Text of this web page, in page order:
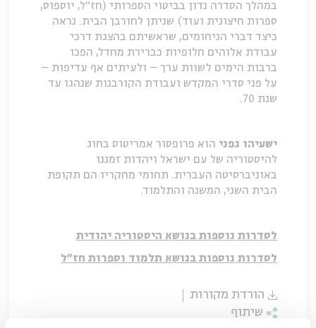
במהלך הסדרה נדון בביטוי הספרותי (חז"ל, יוספוס,
ספרות חיצונית ועוד) שניתן לחורבן הבית. נראה
כיצד דברי הניחומים, שראשיתם בהצגת דרכי
עבודת אלוהים חלופיות כברירת מחדל, הפכו
ברבות הימים לשוות ערך – ולעיתים אף עדיפות –
על פני סדרי המקדש ועבודת הקורבנות שנהגו עד
שנת 70.
ישעיהו גפני הוא פרופסור אמריטוס בחוג
להיסטוריה של עם ישראל ויהדות זמננו
באוניברסיטה העברית. תחומי מחקריו הם תקופת
הבית השני, המשנה והתלמוד.
לסדרות נוספות בנושא היסטוריה יהודית
לסדרות נוספות בנושא תלמוד וספרות חז"ל
הורדת מקורות
שיתוף